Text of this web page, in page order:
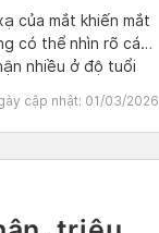
của mắt khiến mắt
có thể nhìn rõ các
nhiều ở độ tuổi
cập nhật: 01/03/2026